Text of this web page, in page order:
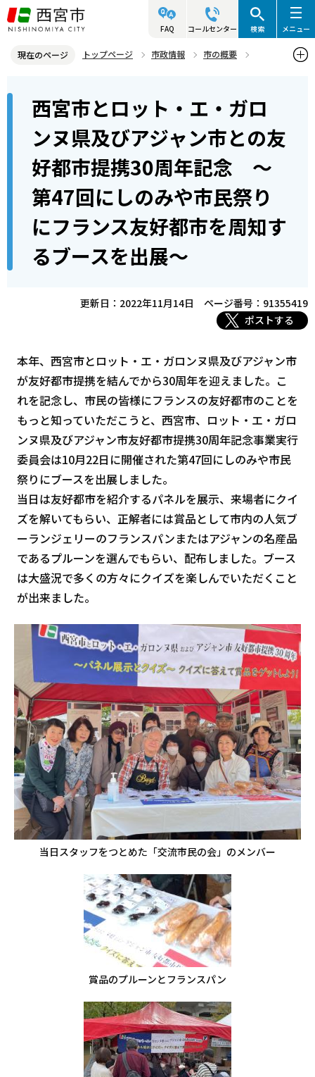
こ
の
ジ
FAQ コールセンター 検索 メニュー
現在のページ トップページ 市政情報
市の概要
友好都市 ロット・エ・ガロンヌ県及びアジャン市（フランス ヌー
ヴェル・アキテーヌ地域圏）
西宮市とロット・エ・ガロンヌ県及びアジャン市との友好都市提携3
0周年記念 ～第47回にしのみや市民祭りにフランス友好都市を周知
するブースを出展～
西宮市とロット・エ・ガロ
ンヌ県及びアジャン市との友
好都市提携30周年記念 ～
第47回にしのみや市民祭り
にフランス友好都市を周知す
るブースを出展～
更新日：2022年11月14日
ページ番号：91355419
ポストする
本年、西宮市とロット・エ・ガロンヌ県及びアジャン市
が友好都市提携を結んでから30周年を迎えました。こ
れを記念し、市民の皆様にフランスの友好都市のことを
もっと知っていただこうと、西宮市、ロット・エ・ガロ
ンヌ県及びアジャン市友好都市提携30周年記念事業実行
委員会は10月22日に開催された第47回にしのみや市民
祭りにブースを出展しました。
当日は友好都市を紹介するパネルを展示、来場者にクイ
ズを解いてもらい、正解者には賞品として市内の人気ブ
ーランジェリーのフランスパンまたはアジャンの名産品
であるプルーンを選んでもらい、配布しました。ブース
は大盛況で多くの方々にクイズを楽しんでいただくこと
が出来ました。
当日スタッフをつとめた「交流市民の会」のメンバー
賞品のプルーンとフランスパン